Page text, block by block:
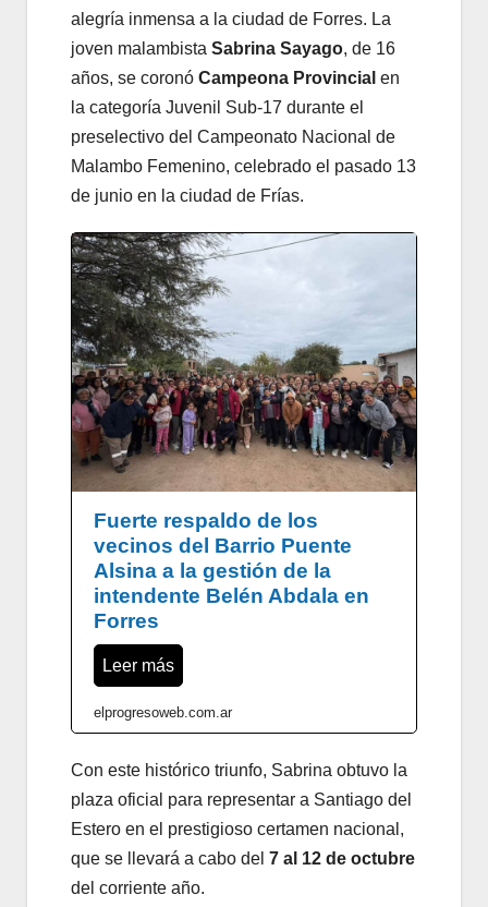
alegría inmensa a la ciudad de Forres. La
joven malambista Sabrina Sayago, de 16
años, se coronó Campeona Provincial en
la categoría Juvenil Sub-17 durante el
preselectivo del Campeonato Nacional de
Malambo Femenino, celebrado el pasado 13
de junio en la ciudad de Frías.
Fuerte respaldo de los
vecinos del Barrio Puente
Alsina a la gestión de la
intendente Belén Abdala en
Forres
Leer más
elprogresoweb.com.ar
Con este histórico triunfo, Sabrina obtuvo la
plaza oficial para representar a Santiago del
Estero en el prestigioso certamen nacional,
que se llevará a cabo del 7 al 12 de octubre
del corriente año.